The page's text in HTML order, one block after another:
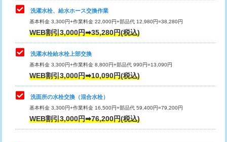
業）
排水管工事（排水管工事/3ｍまで） 55,000円
排水管工事（追加 排水管工事/3ｍ超
え）
マス交換（土の掘削・埋め戻し作業）
マス交換（深さ50㎝未満）
マス交換（深さ50㎝以上）
キッチンタンク脱着
その他部品の脱着
交換・取付（タンク）
交換・取付(単水栓（壁付・デッキ
式）)
交換・取付(混合水栓（壁付・デッキ
式・ワンホール）)
16,500円+材料費
洗濯水栓、給水ホース交換作業
基本料金 3,300円+作業料金 22,000円+部品代 12,980円=38,280円
WEB割引3,000円➡35,280円(税込)
洗濯水栓給水栓上部交換
基本料金 3,300円+作業料金 8,800円+部品代 990円=13,090円
WEB割引3,000円➡10,090円(税込)
洗面所の水栓交換（混合水栓）
基本料金 3,300円+作業料金 16,500円+部品代 59,400円=79,200円
WEB割引3,000円➡76,200円(税込)